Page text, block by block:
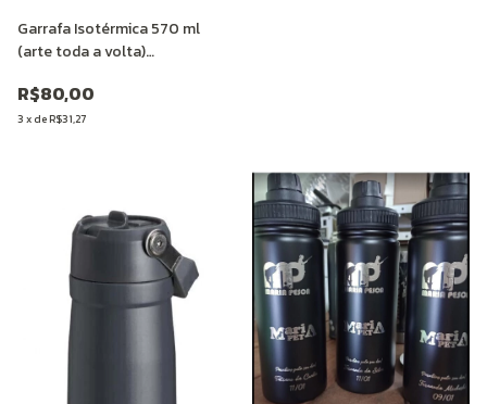
Garrafa Isotérmica 570 ml
(arte toda a volta)
R$80,00
3 x deR$31,27